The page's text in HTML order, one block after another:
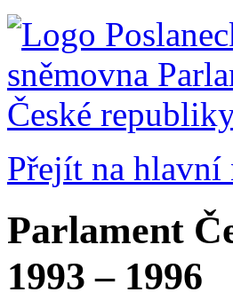
Přejít na hlavní
Parlament
1993 – 1996